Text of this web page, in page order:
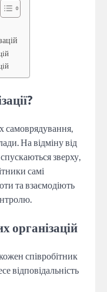
самоврядування,
На відміну від
зверху,
самі
та взаємодіють
організацій
співробітник
відповідальність